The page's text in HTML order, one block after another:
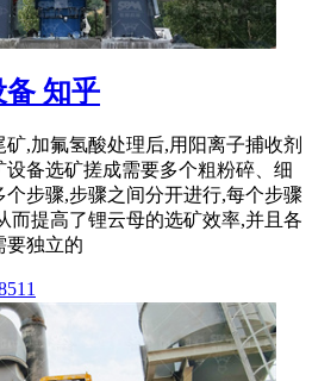
知乎
,加氟氢酸处理后,用阳离子捕收剂
备选矿搓成需要多个粗粉碎、细
步骤,步骤之间分开进行,每个步骤
而提高了锂云母的选矿效率,并且各
要独立的